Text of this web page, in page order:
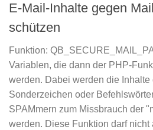
E-Mail-Inhalte gegen
schützen
Funktion:
Variablen, die dann der PHP-
werden. Dabei werden die Inhalte
Sonderzeichen oder
SPAMmern zum Missbrauch der
werden. Diese Funktion darf nicht